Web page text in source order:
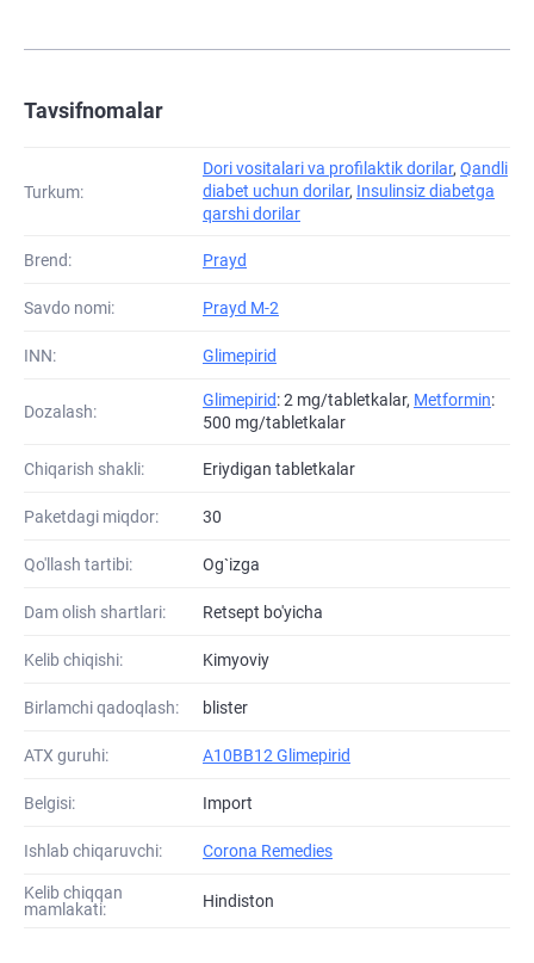
Tavsifnomalar
Turkum:
Dori vositalari va profilaktik dorilar, Qandli
diabet uchun dorilar, Insulinsiz diabetga
qarshi dorilar
Brend: Prayd
Savdo nomi: Prayd M-2
INN: Glimepirid
Dozalash:
Glimepirid: 2 mg/tabletkalar, Metformin:
500 mg/tabletkalar
Chiqarish shakli: Eriydigan tabletkalar
Paketdagi miqdor: 30
Qo'llash tartibi: Og`izga
Dam olish shartlari: Retsept bo'yicha
Kelib chiqishi: Kimyoviy
Birlamchi qadoqlash: blister
ATХ guruhi: A10BB12 Glimepirid
Belgisi: Import
Ishlab chiqaruvchi: Corona Remedies
Kelib chiqqan
mamlakati:
Hindiston